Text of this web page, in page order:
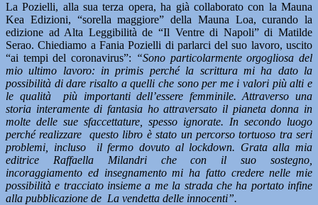
La Pozielli, alla sua terza opera, ha già collaborato con la Mauna
Kea Edizioni, “sorella maggiore” della Mauna Loa, curando la
edizione ad Alta Leggibilità de “Il Ventre di Napoli” di Matilde
Serao. Chiediamo a Fania Pozielli di parlarci del suo lavoro, uscito
“ai tempi del coronavirus”: “Sono particolarmente orgogliosa del
mio ultimo lavoro: in primis perché la scrittura mi ha dato la
possibilità di dare risalto a quelli che sono per me i valori più alti e
le qualità più importanti dell’essere femminile. Attraverso una
storia interamente di fantasia ho attraversato il pianeta donna in
molte delle sue sfaccettature, spesso ignorate. In secondo luogo
perché realizzare questo libro è stato un percorso tortuoso tra seri
problemi, incluso il fermo dovuto al lockdown. Grata alla mia
editrice Raffaella Milandri che con il suo sostegno,
incoraggiamento ed insegnamento mi ha fatto credere nelle mie
possibilità e tracciato insieme a me la strada che ha portato infine
alla pubblicazione de La vendetta delle innocenti”.